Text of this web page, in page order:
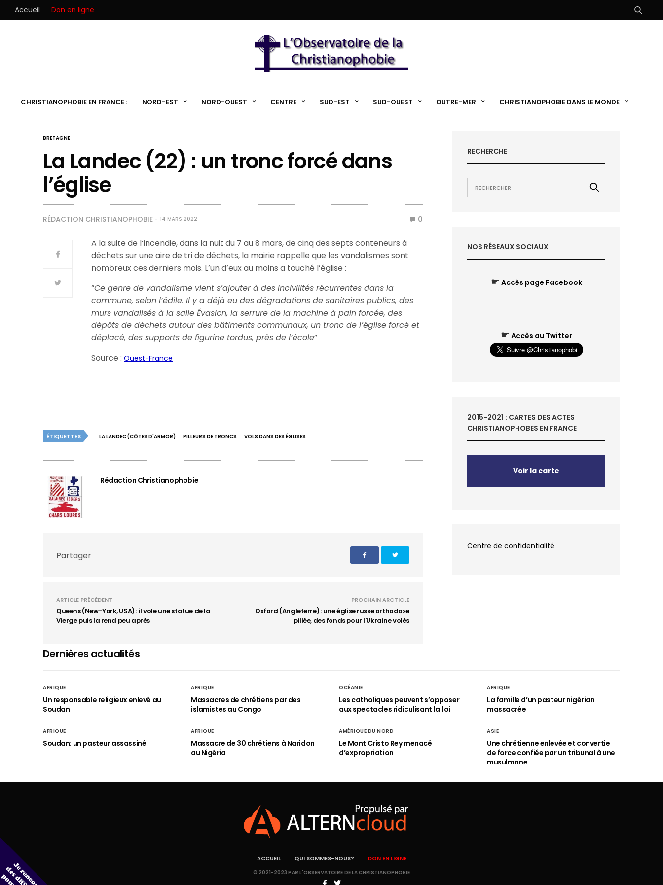
Accueil Don en ligne
CHRISTIANOPHOBIE EN FRANCE : NORD-EST NORD-OUEST CENTRE SUD-EST SUD-OUEST OUTRE-MER CHRISTIANOPHOBIE DANS LE MONDE
BRETAGNE
La Landec (22) : un tronc forcé dans
l’église
RÉDACTION CHRISTIANOPHOBIE 14 MARS 2022 0
A la suite de l’incendie, dans la nuit du 7 au 8 mars, de cinq des septs conteneurs à
déchets sur une aire de tri de déchets, la mairie rappelle que les vandalismes sont
nombreux ces derniers mois. L’un d’eux au moins a touché l’église :
“Ce genre de vandalisme vient s’ajouter à des incivilités récurrentes dans la
commune, selon l’édile. Il y a déjà eu des dégradations de sanitaires publics, des
murs vandalisés à la salle Évasion, la serrure de la machine à pain forcée, des
dépôts de déchets autour des bâtiments communaux, un tronc de l’église forcé et
déplacé, des supports de figurine tordus, près de l’école”
Source :Ouest-France
ÉTIQUETTES LA LANDEC (CÔTES D'ARMOR) PILLEURS DE TRONCS VOLS DANS DES ÉGLISES
Rédaction Christianophobie
Partager
ARTICLE PRÉCÉDENT
Queens (New-York, USA) : il vole une statue de la
Vierge puis la rend peu après
PROCHAIN ARCTICLE
Oxford (Angleterre) : une église russe orthodoxe
pillée, des fonds pour l'Ukraine volés
RECHERCHE
NOS RÉSEAUX SOCIAUX
☛ Accès page Facebook
☛ Accès au Twitter
2015-2021 : CARTES DES ACTES
CHRISTIANOPHOBES EN FRANCE
Voir la carte
Centre de confidentialité
Dernières actualités
AFRIQUE
Un responsable religieux enlevé au
Soudan
AFRIQUE
Massacres de chrétiens par des
islamistes au Congo
OCÉANIE
Les catholiques peuvent s’opposer
aux spectacles ridiculisant la foi
AFRIQUE
La famille d’un pasteur nigérian
massacrée
AFRIQUE
Soudan: un pasteur assassiné
AFRIQUE
Massacre de 30 chrétiens à Naridon
au Nigéria
AMÉRIQUE DU NORD
Le Mont Cristo Rey menacé
d’expropriation
ASIE
Une chrétienne enlevée et convertie
de force confiée par un tribunal à une
musulmane
ACCUEIL QUI SOMMES-NOUS? DON EN LIGNE
© 2021-2023 PAR L'OBSERVATOIRE DE LA CHRISTIANOPHOBIE